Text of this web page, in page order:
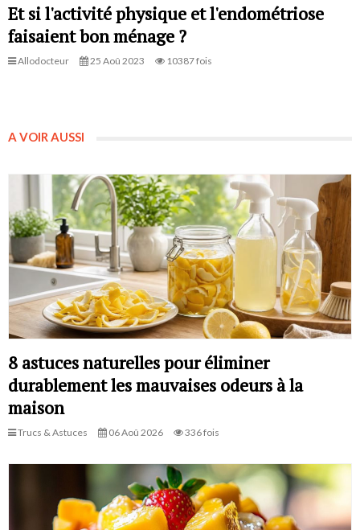
Et si l'activité physique et l'endométriose
faisaient bon ménage ?
Allodocteur 25 Aoû 2023 10387 fois
A VOIR AUSSI
8 astuces naturelles pour éliminer
durablement les mauvaises odeurs à la
maison
Trucs & Astuces 06 Aoû 2026 336 fois